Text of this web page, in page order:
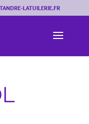
LATUILERIE.FR